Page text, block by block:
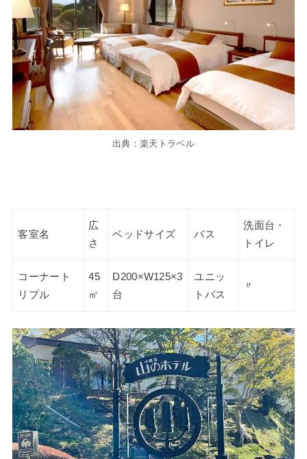
出典：楽天トラベル
客室名
広
さ
ベッドサイズ バス
洗面台・
トイレ
コーナート
リプル
45
㎡
D200×W125×3
台
ユニッ
トバス
〃